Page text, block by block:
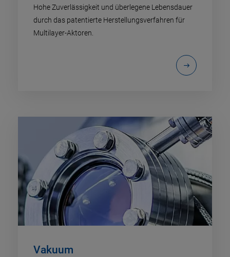
Hohe Zuverlässigkeit und überlegene Lebensdauer
durch das patentierte Herstellungsverfahren für
Multilayer-Aktoren.
Vakuum